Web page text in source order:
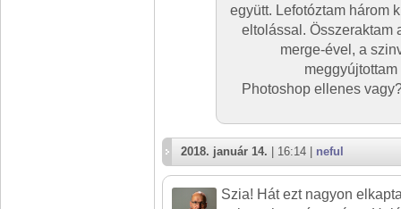
együtt. Lefotóztam három
eltolással. Összeraktam
merge-ével, a
Photoshop ellenes
2018. január 14. | 16:14 | neful
Szia! Hát ezt nagyon